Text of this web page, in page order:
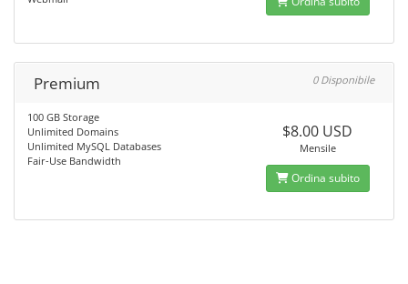
Premium 0 Disponibile
100 GB Storage
Unlimited Domains
Unlimited MySQL Databases
Fair-Use Bandwidth
$8.00 USD
Mensile
Ordina subito